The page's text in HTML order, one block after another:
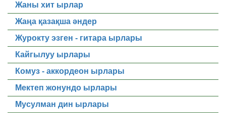
Жаны хит ырлар
Жаңа қазақша әндер
Журокту эзген - гитара ырлары
Кайгылуу ырлары
Комуз - аккордеон ырлары
Мектеп жонундо ырлары
Мусулман дин ырлары